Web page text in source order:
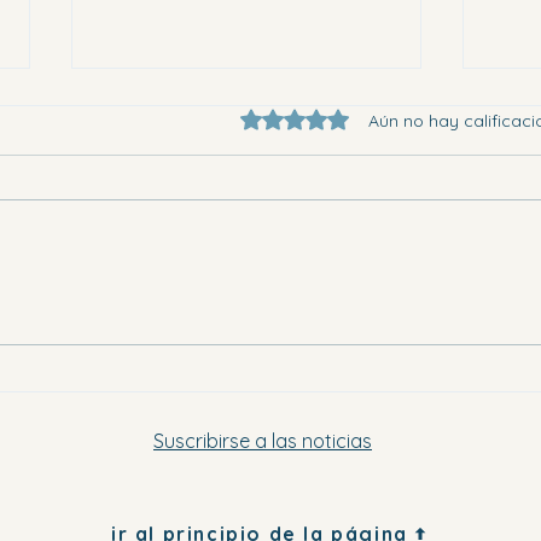
Obtuvo 0 de 5 estrellas.
Aún no hay
Suscribirse a las noticias
ir al principio de la página